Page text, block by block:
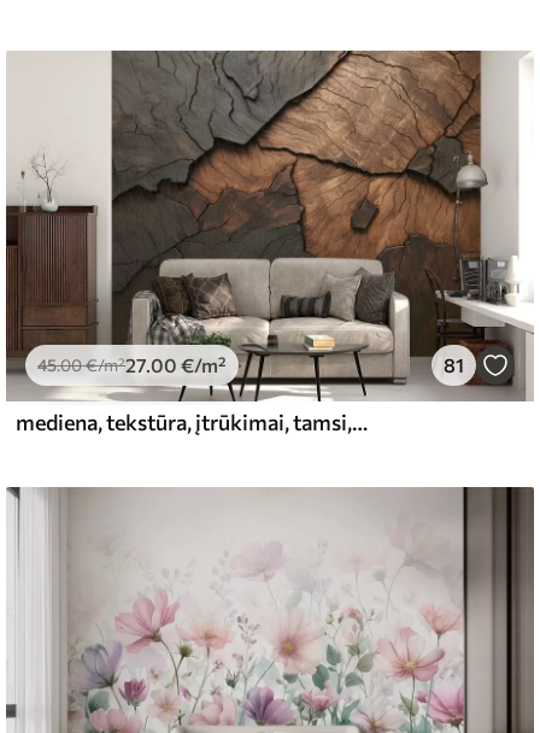
45.00€/m²27.00 €/m² 81
mediena, tekstūra, įtrūkimai, tamsi, žievė, paviršius